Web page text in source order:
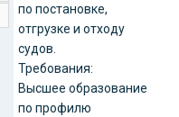
по постановке,
отгрузке и отходу
судов.
Требования:
Высшее образование
по профилю